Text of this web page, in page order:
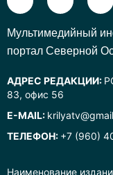
Наименование
Mультимедийный
портал Северной
АДРЕС РЕДАКЦИИ:
83, офис 56
E-MAIL:
ТЕЛЕФОН: +7 (960)